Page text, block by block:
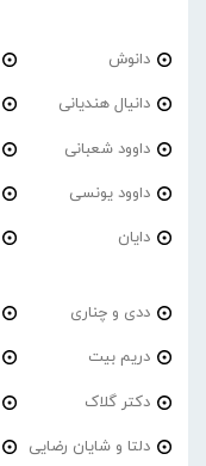
دانوش
دانیال هندیانی
داوود شعبانی
داوود یونسی
دایان
ددی و چناری
دریم بیت
دکتر گلاک
دلتا و شایان رضایی